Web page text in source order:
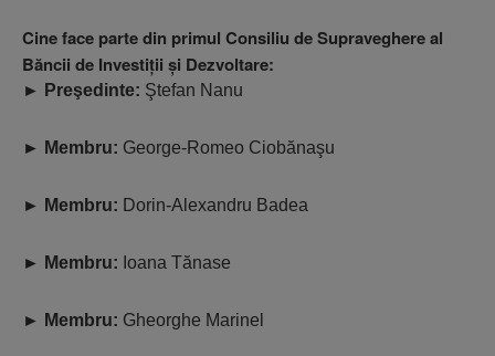
Cine face parte din primul Consiliu de Supraveghere al
Băncii de Investiţii şi Dezvoltare:
► Preşedinte: Ştefan Nanu
► Membru: George-Romeo Ciobănaşu
► Membru: Dorin-Alexandru Badea
► Membru: Ioana Tănase
► Membru: Gheorghe Marinel